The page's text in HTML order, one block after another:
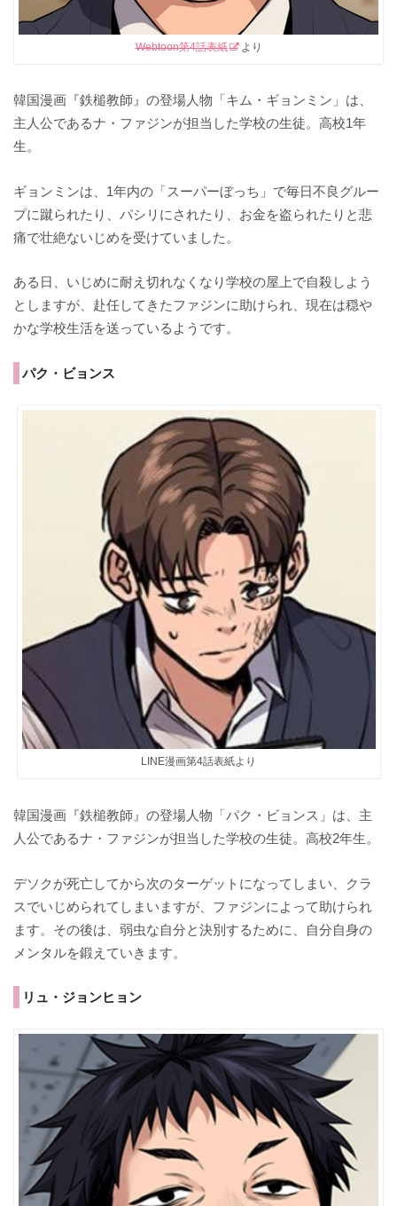
Webtoon第4話表紙 より
韓国漫画『鉄槌教師』の登場人物「キム・ギョンミン」は、
主人公であるナ・ファジンが担当した学校の生徒。高校1年
生。
ギョンミンは、1年内の「スーパーぼっち」で毎日不良グルー
プに蹴られたり、パシリにされたり、お金を盗られたりと悲
痛で壮絶ないじめを受けていました。
ある日、いじめに耐え切れなくなり学校の屋上で自殺しよう
としますが、赴任してきたファジンに助けられ、現在は穏や
かな学校生活を送っているようです。
パク・ビョンス
LINE漫画第4話表紙より
韓国漫画『鉄槌教師』の登場人物「パク・ビョンス」は、主
人公であるナ・ファジンが担当した学校の生徒。高校2年生。
デソクが死亡してから次のターゲットになってしまい、クラ
スでいじめられてしまいますが、ファジンによって助けられ
ます。その後は、弱虫な自分と決別するために、自分自身の
メンタルを鍛えていきます。
リュ・ジョンヒョン